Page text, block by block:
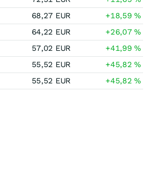
68,27 EUR +18,59%
64,22 EUR +26,07%
57,02 EUR +41,99%
55,52 EUR +45,82%
55,52 EUR +45,82%